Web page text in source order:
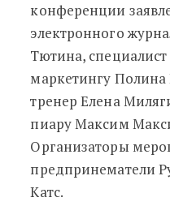
конференции
электронного
Тютина,
маркетингу
тренер Елена
пиару Максим
Организаторы
предпринематели
Катс.